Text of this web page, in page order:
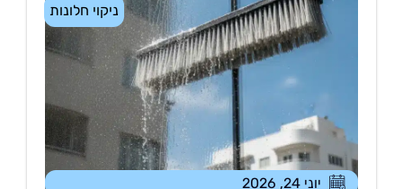
ניקוי חלונות
יוני 24, 2026